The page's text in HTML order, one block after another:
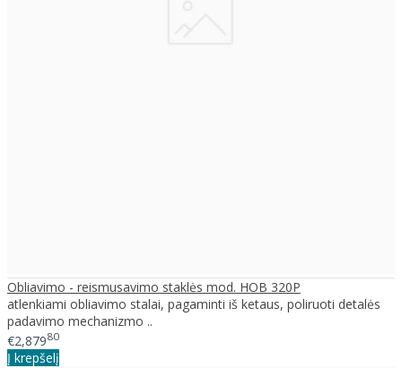
Obliavimo - reismusavimo staklės mod. HOB 320P
atlenkiami obliavimo stalai, pagaminti iš ketaus, poliruoti detalės
padavimo mechanizmo ..
€2,87980
Į krepšelį